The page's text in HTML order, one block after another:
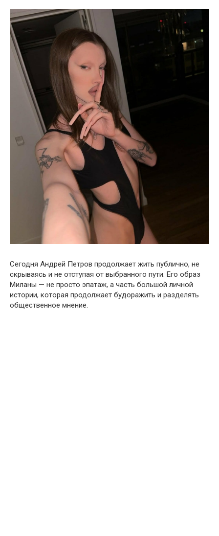
Сегодня Андрей Петров продолжает жить публично, не
скрываясь и не отступая от выбранного пути. Его образ
Миланы — не просто эпатаж, а часть большой личной
истории, которая продолжает будоражить и разделять
общественное мнение.